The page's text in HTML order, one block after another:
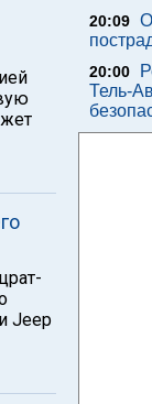
Jeep
20:09
20:00
Тель-